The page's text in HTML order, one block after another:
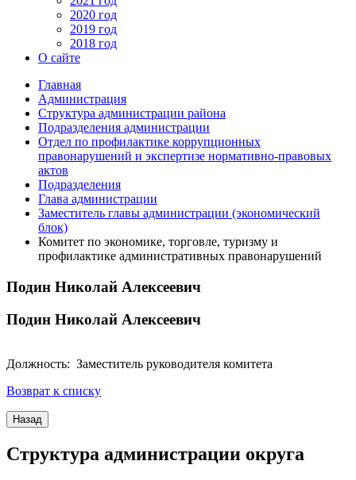
2020 год
2019 год
2018 год
О сайте
Главная
Администрация
Структура администрации района
Подразделения администрации
Отдел по профилактике коррупционных
правонарушений и экспертизе нормативно-правовых
актов
Подразделения
Глава администрации
Заместитель главы администрации (экономический
блок)
Комитет по экономике, торговле, туризму и
профилактике административных правонарушений
Подин Николай Алексеевич
Подин Николай Алексеевич
Должность: Заместитель руководителя комитета
Возврат к списку
Структура администрации округа